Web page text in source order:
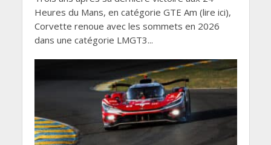
Heures du Mans, en catégorie GTE Am (lire ici),
Corvette renoue avec les sommets en 2026
dans une catégorie LMGT3...